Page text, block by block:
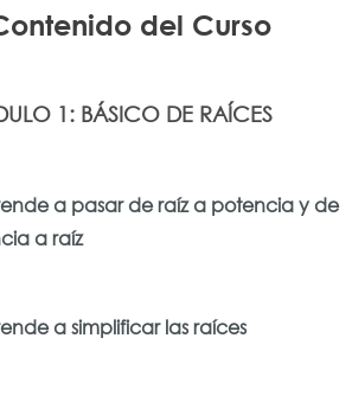
del Curso
1: BÁSICO DE RAÍCES
a pasar de raíz a potencia y de
a raíz
a simplificar las raíces